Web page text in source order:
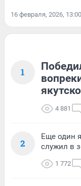
16 февраля, 2026, 13:00
1
4 881
2
Еще один
служил в
1 772